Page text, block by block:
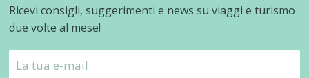
Ricevi consigli, suggerimenti e news su viaggi e turismo
due volte al mese!